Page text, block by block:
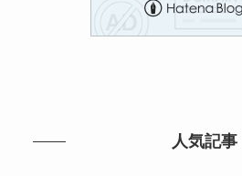
人気記事